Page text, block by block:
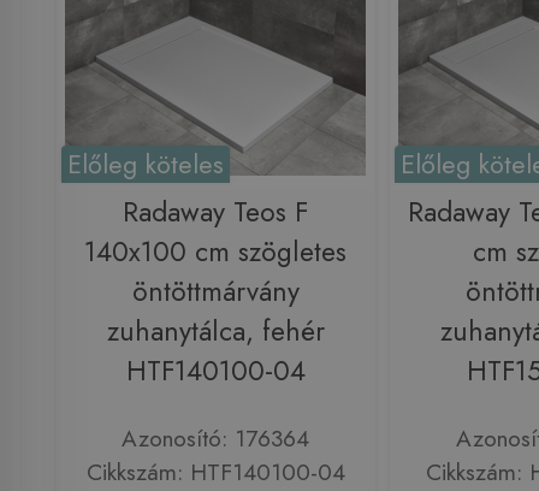
Előleg köteles
Radaway Teos F
140x100 cm szögletes
öntöttmárvány
zuhanytálca, fehér
HTF140100-04
Azonosító: 176364
Cikkszám: HTF140100-04
Előleg
Radaway
cm
Cikkszám: